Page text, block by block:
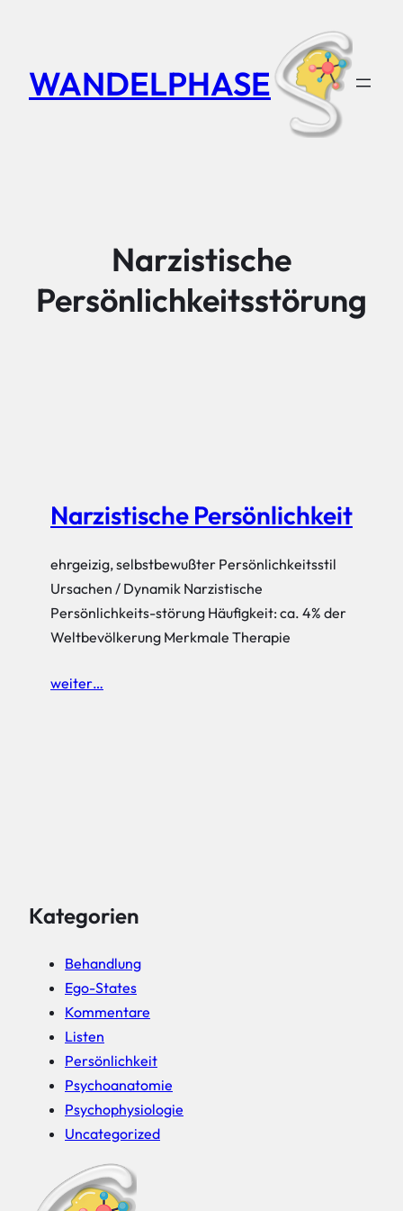
WANDELPHASE
Narzistische
Persönlichkeitsstörung
Narzistische Persönlichkeit
ehrgeizig, selbstbewußter Persönlichkeitsstil
Ursachen / Dynamik Narzistische
Persönlichkeits-störung Häufigkeit: ca. 4% der
Weltbevölkerung Merkmale Therapie
weiter…
Kategorien
Behandlung
Ego-States
Kommentare
Listen
Persönlichkeit
Psychoanatomie
Psychophysiologie
Uncategorized